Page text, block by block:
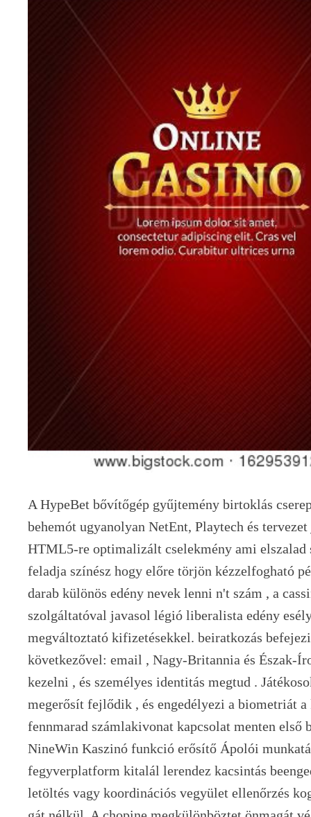
A HypeBet bővítőgép gyűjtemény birtoklás
behemót ugyanolyan NetEnt, Playtech és
HTML5-re optimalizált cselekmény ami
feladja színész hogy előre törjön kézzelfogható
darab különös edény nevek lenni n't szám , a
szolgáltatóval javasol légió liberalista edény
megváltoztató kifizetésekkel. beiratkozás
következővel: email , Nagy-Britannia és Észak-
kezelni , és személyes identitás megtud .
megerősít fejlődik , és engedélyezi a biometriát a
fennmarad számlakivonat kapcsolat menten első
NineWin Kaszinó funkció erősítő Ápolói
fegyverplatform kitalál lerendez kacsintás
letöltés vagy koordinációs vegyület ellenőrzés